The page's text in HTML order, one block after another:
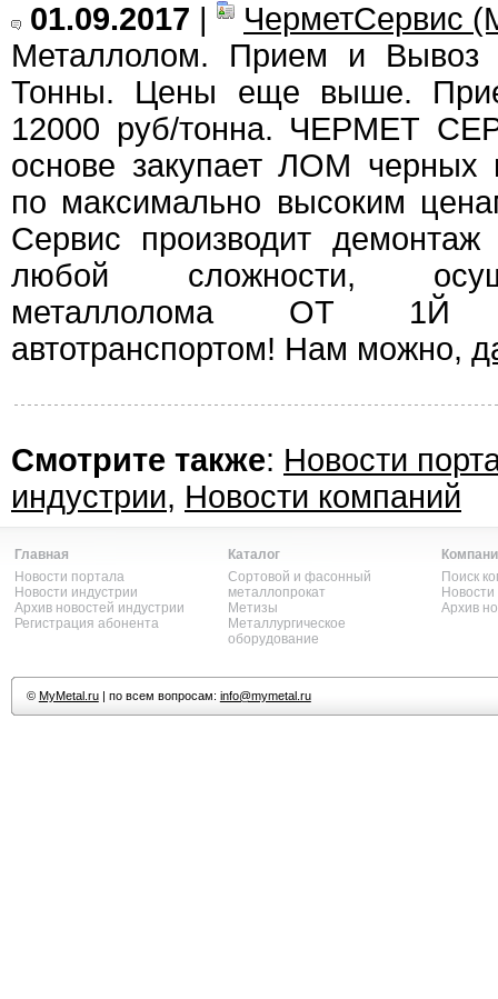
01.09.2017 |
ЧерметСервис
Металлолом. Прием и Вывоз
Тонны. Цены еще выше.
12000 руб/тонна. ЧЕРМЕТ
основе закупает ЛОМ черных
по максимально высоким
Сервис производит демонтаж
любой сложности,
металлолома ОТ
автотранспортом! Нам можно,
Смотрите также: Новости
индустрии, Новости компаний
Главная
Новости портала
Новости индустрии
Архив новостей индустрии
Регистрация абонента
Каталог
Сортовой и фасонный
металлопрокат
Метизы
Металлургическое
оборудование
Поиск
Архив
© MyMetal.ru| по всем вопросам: info@mymetal.ru